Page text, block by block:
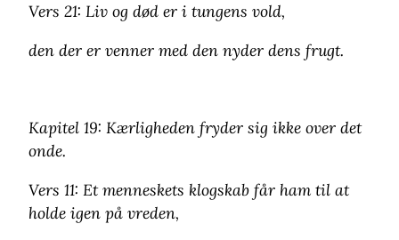
Vers 21: Liv og død er i tungens vold,
den der er venner med den nyder dens frugt.
Kapitel 19: Kærligheden fryder sig ikke over det
onde.
Vers 11: Et menneskets klogskab får ham til at
holde igen på vreden,